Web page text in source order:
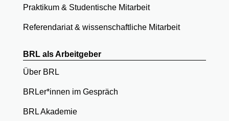
Praktikum & Studentische Mitarbeit
Referendariat & wissenschaftliche Mitarbeit
BRL als Arbeitgeber
Über BRL
BRLer*innen im Gespräch
BRL Akademie